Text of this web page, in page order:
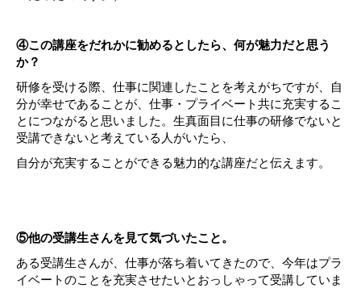
④この講座をだれかに勧めるとしたら、何が魅力だと思う
か？
研修を受ける際、仕事に関連したことを考えがちですが、自
分が幸せであることが、仕事・プライベート共に充実するこ
とにつながると思いました。生真面目に仕事の研修でないと
受講できないと考えている人がいたら、
自分が充実することができる魅力的な講座だと伝えます。
⑤他の受講生さんを見て気づいたこと。
ある受講生さんが、仕事が落ち着いてきたので、今年はプラ
イベートのことを充実させたいとおっしゃって受講していま